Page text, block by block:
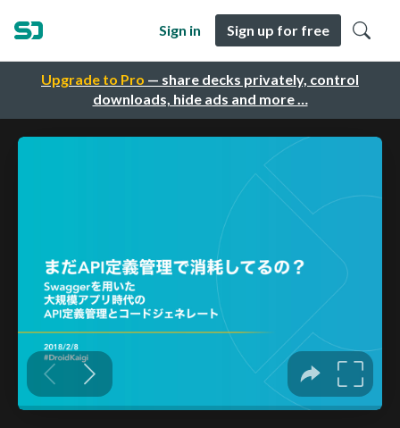
Upgrade to Pro — share decks privately, control
downloads, hide ads and more …
Sign in Sign up for free